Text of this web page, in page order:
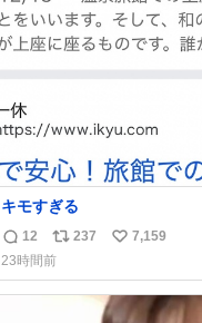
ト
数
数
キモすぎる
返
信
数
12
リ
ポ
ス
237
い
ね
数
7,159
23時間前